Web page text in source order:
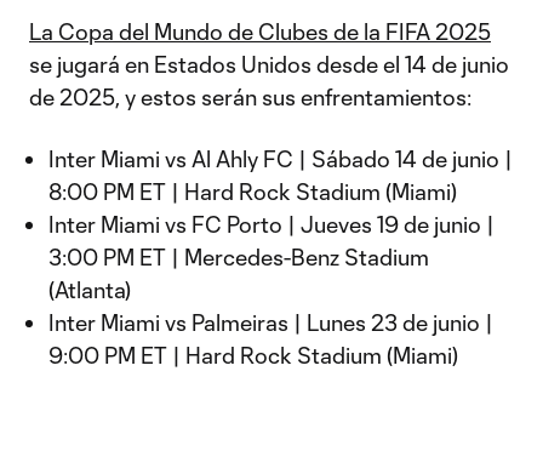
La Copa del Mundo de Clubes de la FIFA 2025
se jugará en Estados Unidos desde el 14 de junio
de 2025, y estos serán sus enfrentamientos:
Inter Miami vs Al Ahly FC | Sábado 14 de junio |
8:00 PM ET | Hard Rock Stadium (Miami)
Inter Miami vs FC Porto | Jueves 19 de junio |
3:00 PM ET | Mercedes-Benz Stadium
(Atlanta)
Inter Miami vs Palmeiras | Lunes 23 de junio |
9:00 PM ET | Hard Rock Stadium (Miami)